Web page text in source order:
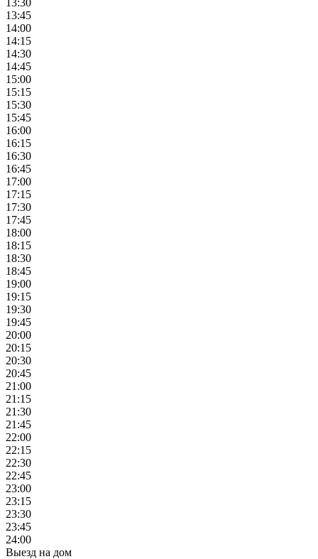
13:30
13:45
14:00
14:15
14:30
14:45
15:00
15:15
15:30
15:45
16:00
16:15
16:30
16:45
17:00
17:15
17:30
17:45
18:00
18:15
18:30
18:45
19:00
19:15
19:30
19:45
20:00
20:15
20:30
20:45
21:00
21:15
21:30
21:45
22:00
22:15
22:30
22:45
23:00
23:15
23:30
23:45
24:00
Выезд на дом